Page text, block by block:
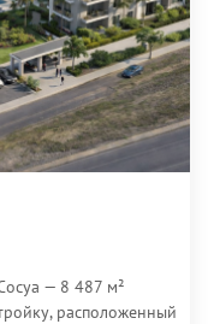
— 8 487 м²
расположенный